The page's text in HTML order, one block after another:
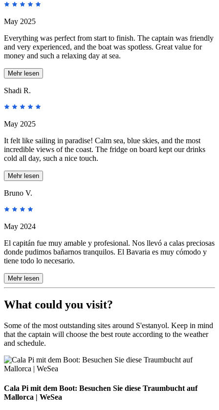
May 2025
Everything was perfect from start to finish. The captain was friendly
and very experienced, and the boat was spotless. Great value for
money and such a relaxing day at sea.
Mehr lesen
Shadi R.
May 2025
It felt like sailing in paradise! Calm sea, blue skies, and the most
incredible views of the coast. The fridge on board kept our drinks
cold all day, such a nice touch.
Mehr lesen
Bruno V.
May 2024
El capitán fue muy amable y profesional. Nos llevó a calas preciosas
donde pudimos bañarnos tranquilos. El Bavaria es muy cómodo y
tiene todo lo necesario.
Mehr lesen
What could you visit?
Some of the most outstanding sites around S'estanyol. Keep in mind
that the captain will choose the best route according to the weather
and schedule.
Cala Pi mit dem Boot: Besuchen Sie diese Traumbucht auf Mallorca |
Cala Pi mit dem Boot: Besuchen Sie diese Traumbucht auf
Mallorca | WeSea